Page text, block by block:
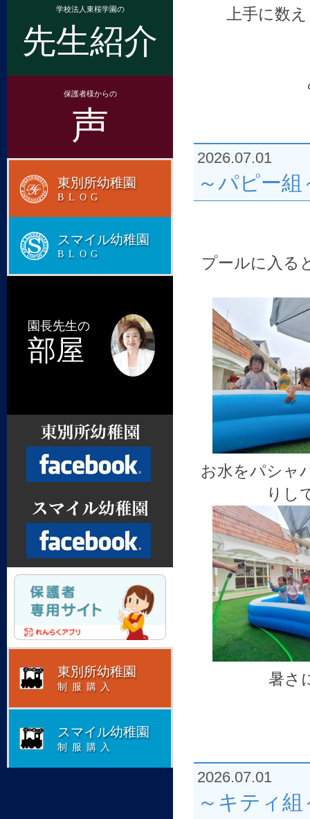
上手に数
2026.07.01
～パピー組
プールに入る
お水をパシャ
りし
暑さ
2026.07.01
～キティ組
学校法人東桜学園の
先生紹介
保護者様からの
声
東別所幼稚園
BLOG
スマイル幼稚園
BLOG
園長先生の
部屋
Facebook
Facebook
東別所幼稚園
制服購入
スマイル幼稚園
制服購入